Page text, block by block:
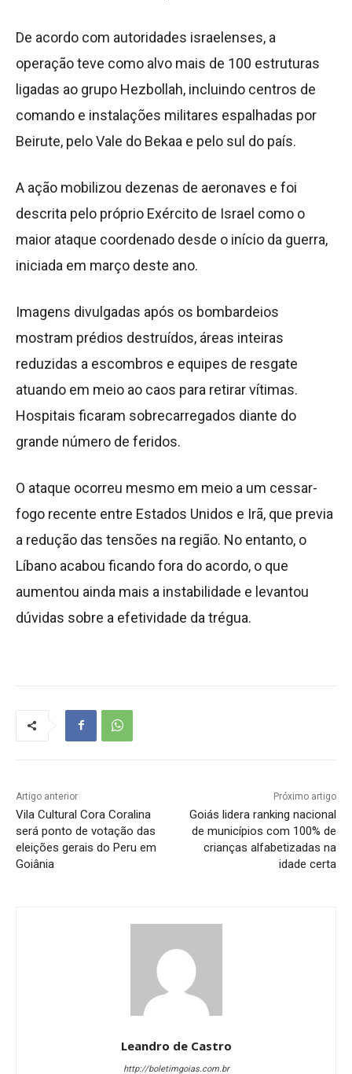
De acordo com autoridades israelenses, a
operação teve como alvo mais de 100 estruturas
ligadas ao grupo Hezbollah, incluindo centros de
comando e instalações militares espalhadas por
Beirute, pelo Vale do Bekaa e pelo sul do país.
A ação mobilizou dezenas de aeronaves e foi
descrita pelo próprio Exército de Israel como o
maior ataque coordenado desde o início da guerra,
iniciada em março deste ano.
Imagens divulgadas após os bombardeios
mostram prédios destruídos, áreas inteiras
reduzidas a escombros e equipes de resgate
atuando em meio ao caos para retirar vítimas.
Hospitais ficaram sobrecarregados diante do
grande número de feridos.
O ataque ocorreu mesmo em meio a um cessar-
fogo recente entre Estados Unidos e Irã, que previa
a redução das tensões na região. No entanto, o
Líbano acabou ficando fora do acordo, o que
aumentou ainda mais a instabilidade e levantou
dúvidas sobre a efetividade da trégua.
Artigo anterior
Vila Cultural Cora Coralina
será ponto de votação das
eleições gerais do Peru em
Goiânia
Próximo artigo
Goiás lidera ranking nacional
de municípios com 100% de
crianças alfabetizadas na
idade certa
Leandro de Castro
http://boletimgoias.com.br